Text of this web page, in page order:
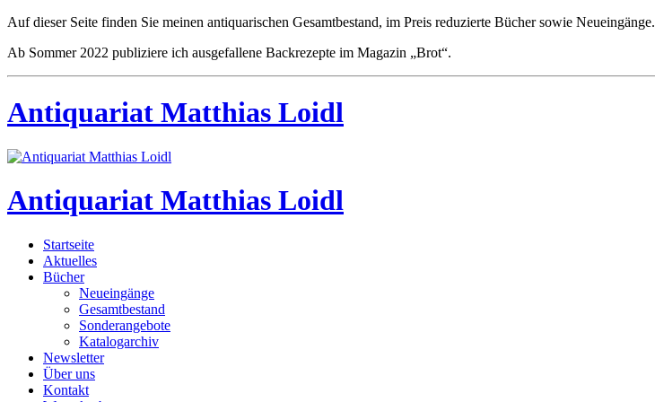
Auf dieser Seite finden Sie meinen antiquarischen Gesamtbestand, im Preis reduzierte Bücher sowie Neueingänge.
Ab Sommer 2022 publiziere ich ausgefallene Backrezepte im Magazin „Brot“.
Antiquariat Matthias Loidl
Antiquariat Matthias Loidl
Startseite
Aktuelles
Bücher
Neueingänge
Gesamtbestand
Sonderangebote
Katalogarchiv
Newsletter
Über uns
Kontakt